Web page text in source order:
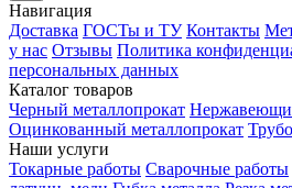
Навигация
Доставка ГОСТы и ТУ Контакты
у нас Отзывы Политика
персональных данных
Каталог товаров
Черный металлопрокат
Оцинкованный металлопрокат
Наши услуги
Токарные работы Сварочные работы